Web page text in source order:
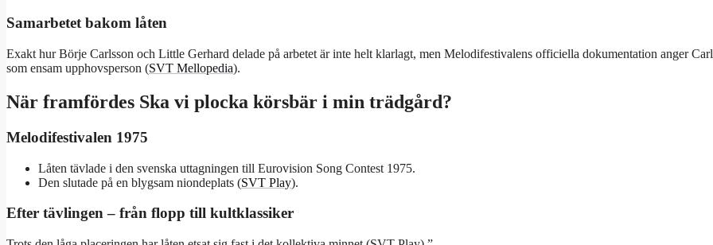
Samarbetet bakom låten
Exakt hur Börje Carlsson och Little Gerhard delade på arbetet är inte helt klarlagt, men Melodifestivalens officiella dokumentation anger
som ensam upphovsperson (SVT Mellopedia).
När framfördes Ska vi plocka körsbär i min trädgård?
Melodifestivalen 1975
Låten tävlade i den svenska uttagningen till Eurovision Song Contest 1975.
Den slutade på en blygsam niondeplats (SVT Play).
Efter tävlingen – från flopp till kultklassiker